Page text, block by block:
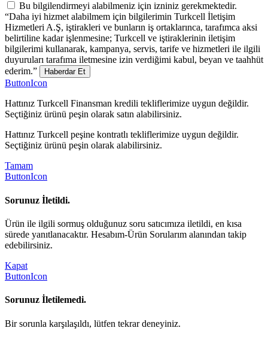
Bu bilgilendirmeyi alabilmeniz için izniniz gerekmektedir.
“Daha iyi hizmet alabilmem için bilgilerimin Turkcell İletişim
Hizmetleri A.Ş, iştirakleri ve bunların iş ortaklarınca, tarafımca aksi
belirtiline kadar işlenmesine; Turkcell ve iştiraklerinin iletişim
bilgilerimi kullanarak, kampanya, servis, tarife ve hizmetleri ile ilgili
duyuruları tarafıma iletmesine izin verdiğimi kabul, beyan ve taahhüt
ederim.”
Haberdar Et
ButtonIcon
Hattınız Turkcell Finansman kredili tekliflerimize uygun değildir.
Seçtiğiniz ürünü peşin olarak satın alabilirsiniz.
Hattınız Turkcell peşine kontratlı tekliflerimize uygun değildir.
Seçtiğiniz ürünü peşin olarak alabilirsiniz.
Tamam
ButtonIcon
Sorunuz İletildi.
Ürün ile ilgili sormuş olduğunuz soru satıcımıza iletildi, en kısa
sürede yanıtlanacaktır. Hesabım-Ürün Sorularım alanından takip
edebilirsiniz.
Kapat
ButtonIcon
Sorunuz İletilemedi.
Bir sorunla karşılaşıldı, lütfen tekrar deneyiniz.